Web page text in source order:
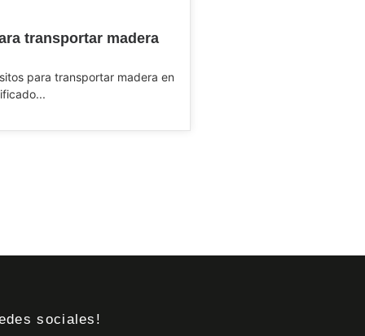
transportar madera
para transportar madera en
sociales!